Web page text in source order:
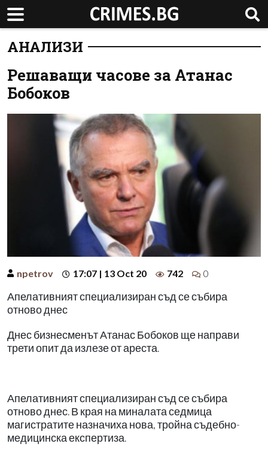
АНАЛИЗИ
Решаващи часове за Атанас
Бобоков
npetrov 17:07 | 13 Oct 20 742 0
Апелативният специализиран съд се събира
отново днес
Днес бизнесменът Атанас Бобоков ще направи
трети опит да излезе от ареста.
Апелативният специализиран съд се събира
отново днес. В края на миналата седмица
магистратите назначиха нова, тройна съдебно-
медицинска експертиза.